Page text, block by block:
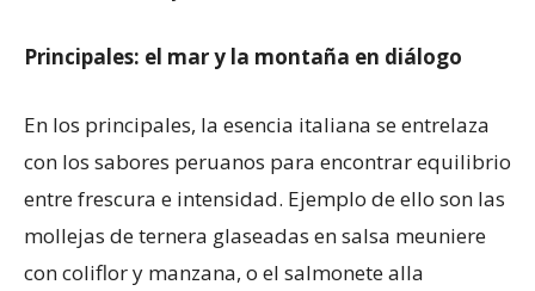
Principales: el mar y la montaña en diálogo
En los principales, la esencia italiana se entrelaza
con los sabores peruanos para encontrar equilibrio
entre frescura e intensidad. Ejemplo de ello son las
mollejas de ternera glaseadas en salsa meuniere
con coliflor y manzana, o el salmonete alla